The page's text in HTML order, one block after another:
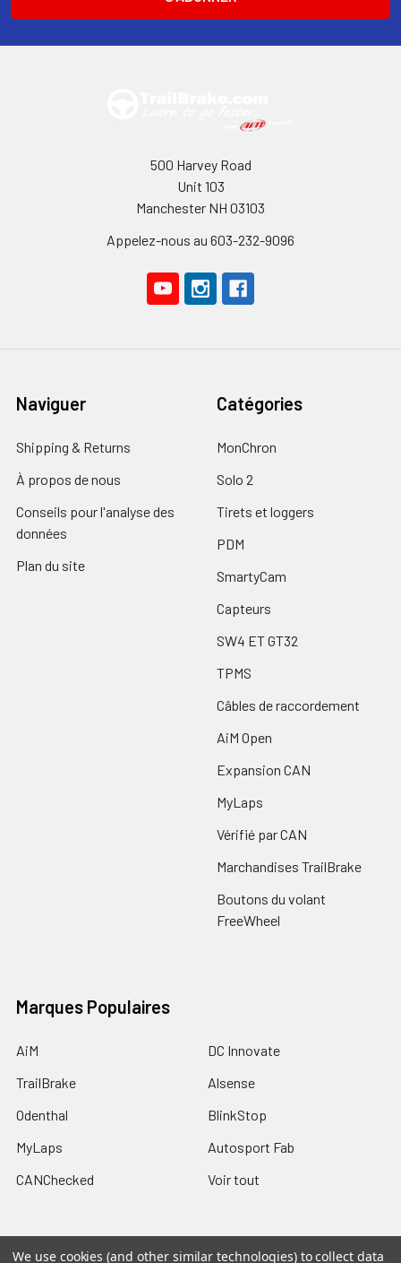
500 Harvey Road
Unit 103
Manchester NH 03103
Appelez-nous au 603-232-9096
Naviguer
Shipping & Returns
À propos de nous
Conseils pour l'analyse des
données
Plan du site
Catégories
MonChron
Solo 2
Tirets et loggers
PDM
SmartyCam
Capteurs
SW4 ET GT32
TPMS
Câbles de raccordement
AiM Open
Expansion CAN
MyLaps
Vérifié par CAN
Marchandises TrailBrake
Boutons du volant
FreeWheel
Marques Populaires
AiM
TrailBrake
Odenthal
MyLaps
CANChecked
DC Innovate
Alsense
BlinkStop
Autosport Fab
Voir tout
We use cookies (and other similar technologies) to collect data